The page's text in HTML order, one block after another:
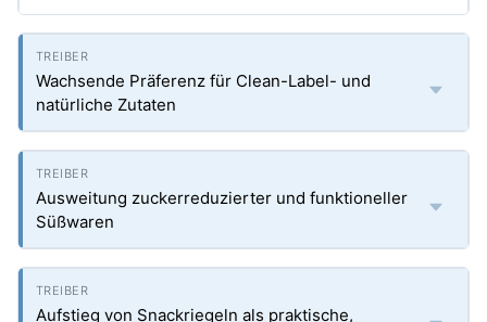
Wachsende Präferenz für Clean-Label- und
natürliche Zutaten
Ausweitung zuckerreduzierter und funktioneller
Süßwaren
Aufstieg von Snackriegeln als praktische,